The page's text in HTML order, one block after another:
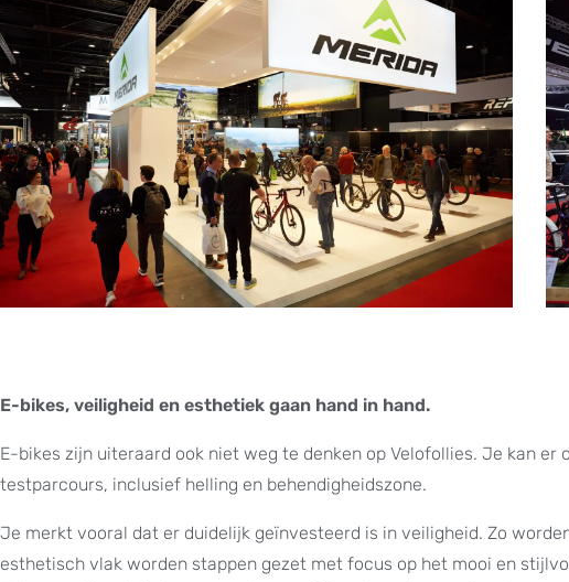
E-bikes, veiligheid en esthetiek gaan hand in hand.
E-bikes zijn uiteraard ook niet weg te denken op Velofollies. Je kan
testparcours, inclusief helling en behendigheidszone.
Je merkt vooral dat er duidelijk geïnvesteerd is in veiligheid. Zo
esthetisch vlak worden stappen gezet met focus op het mooi en